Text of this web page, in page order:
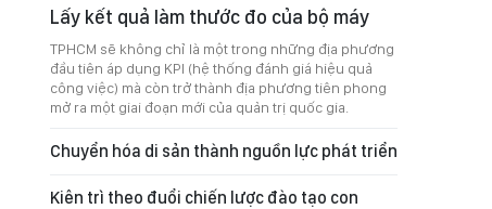
Lấy kết quả làm thước đo của bộ máy
TPHCM sẽ không chỉ là một trong những địa phương
đầu tiên áp dụng KPI (hệ thống đánh giá hiệu quả
công việc) mà còn trở thành địa phương tiên phong
mở ra một giai đoạn mới của quản trị quốc gia.
Chuyển hóa di sản thành nguồn lực phát triển
Kiên trì theo đuổi chiến lược đào tạo con